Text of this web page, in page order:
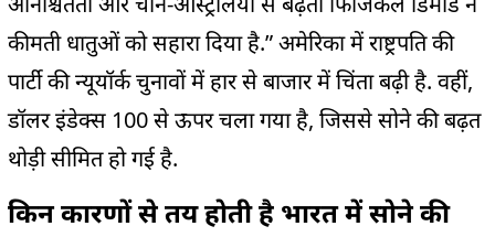
कीमती धातुओं को सहारा दिया है.” अमेरिका में राष्ट्रपति की
पार्टी की न्यूयॉर्क चुनावों में हार से बाजार में चिंता बढ़ी है. वहीं,
डॉलर इंडेक्स 100 से ऊपर चला गया है, जिससे सोने की बढ़त
थोड़ी सीमित हो गई है.
किन कारणों से तय होती है भारत में सोने की